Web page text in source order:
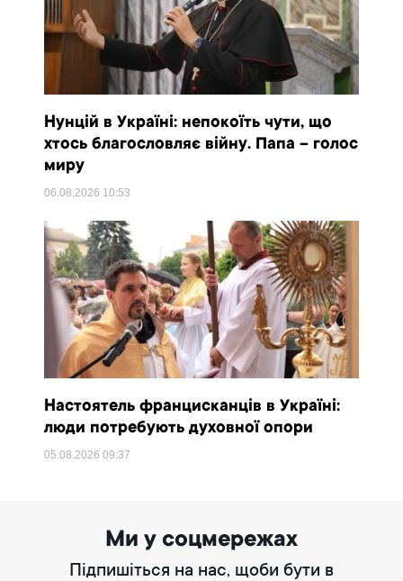
Нунцій в Україні: непокоїть чути, що
хтось благословляє війну. Папа – голос
миру
06.08.2026 10:53
Настоятель францисканців в Україні:
люди потребують духовної опори
05.08.202609:37
Ми у соцмережах
Підпишіться на нас, щоби бути в